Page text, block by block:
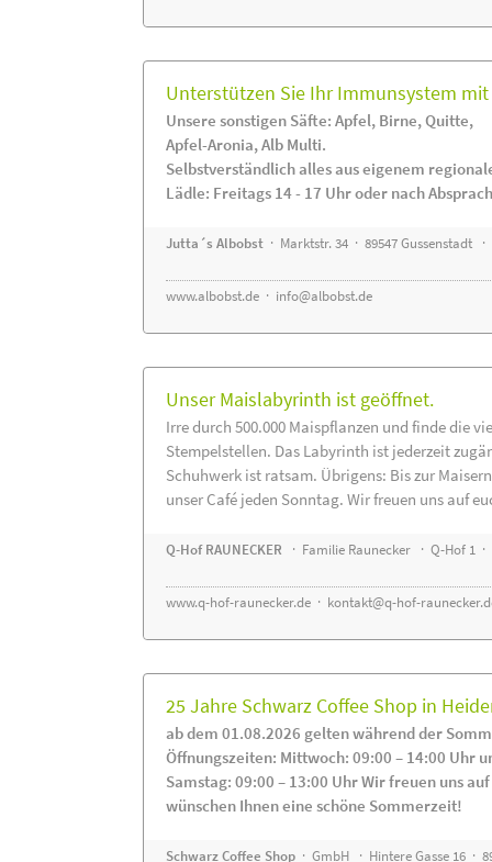
Unterstützen Sie Ihr Immunsystem
Unsere sonstigen Säfte: Apfel, Birne, Quitte,
Apfel-Aronia, Alb Multi.
Selbstverständlich alles aus eigenem
Lädle: Freitags 14 - 17 Uhr oder nach
Jutta´s Albobst · Marktstr. 34 · 89547 Gussenstadt ·
www.albobst.de · info@albobst.de
Unser Maislabyrinth ist geöffnet.
Irre durch 500.000 Maispflanzen und finde die
Stempelstellen. Das Labyrinth ist jederzeit
Schuhwerk ist ratsam. Übrigens: Bis zur
unser Café jeden Sonntag. Wir freuen uns auf
Q-Hof RAUNECKER · Familie Raunecker · Q-Hof 1
www.q-hof-raunecker.de · kontakt@q-hof-
25 Jahre Schwarz Coffee Shop in
ab dem 01.08.2026 gelten während der
Öffnungszeiten: Mittwoch: 09:00 – 14:00 Uhr
Samstag: 09:00 – 13:00 Uhr Wir freuen uns
wünschen Ihnen eine schöne Sommerzeit!
Schwarz Coffee Shop · GmbH · Hintere Gasse 16 ·